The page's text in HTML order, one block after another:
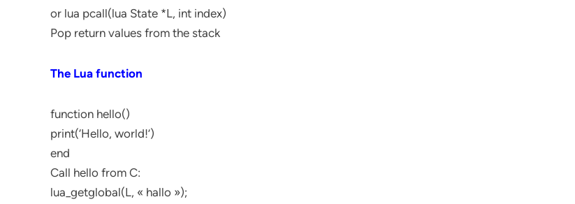
or lua pcall(lua State *L, int index)
Pop return values from the stack
The Lua function
function hello()
print(‘Hello, world!’)
end
Call hello from C:
lua_getglobal(L, « hallo »);